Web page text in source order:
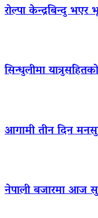
रोल्पा केन्द्रबिन्दु
सिन्धुलीमा
आगामी तीन दिन
नेपाली बजारमा आज